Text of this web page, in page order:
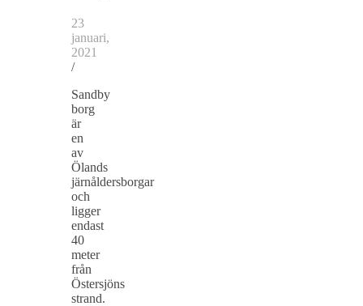
23
januari,
2021
/
Sandby
borg
är
en
av
Ölands
järnåldersborgar
och
ligger
endast
40
meter
från
Östersjöns
strand.